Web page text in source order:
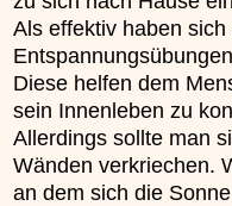
Als effektiv haben
Diese helfen dem
sein Innenleben zu
Allerdings sollte man
Wänden verkriechen.
an dem sich die